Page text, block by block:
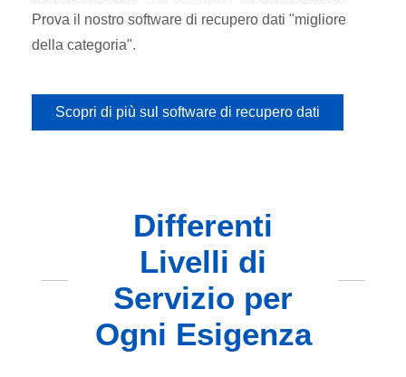
Prova il nostro software di recupero dati "migliore
della categoria".
Scopri di più sul software di recupero dati
Differenti
Livelli di
Servizio per
Ogni Esigenza